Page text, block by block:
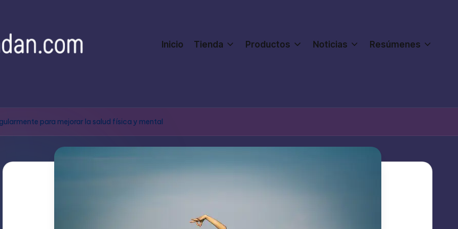
Inicio Tienda Productos Noticias Resúmenes
para mejorar la salud física y mental